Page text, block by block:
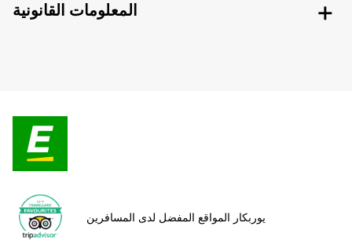
المعلومات القانونية
يوربكار المواقع المفضل لدى المسافرين